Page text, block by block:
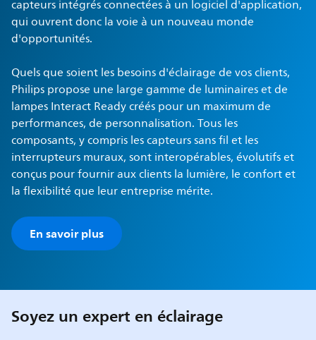
capteurs intégrés connectées à un logiciel d'application,
qui ouvrent donc la voie à un nouveau monde
d'opportunités.
Quels que soient les besoins d'éclairage de vos clients,
Philips propose une large gamme de luminaires et de
lampes Interact Ready créés pour un maximum de
performances, de personnalisation. Tous les
composants, y compris les capteurs sans fil et les
interrupteurs muraux, sont interopérables, évolutifs et
conçus pour fournir aux clients la lumière, le confort et
la flexibilité que leur entreprise mérite.
En savoir plus
Soyez un expert en éclairage